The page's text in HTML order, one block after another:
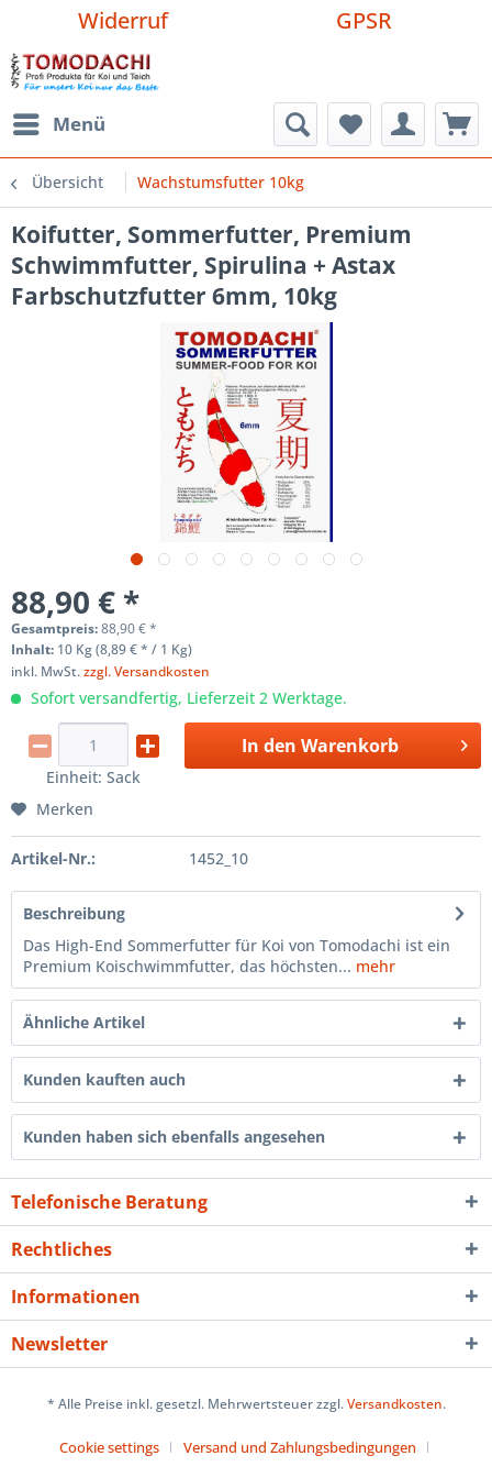
Widerruf GPSR
Menü
Übersicht Wachstumsfutter 10kg
Koifutter, Sommerfutter, Premium
Schwimmfutter, Spirulina + Astax
Farbschutzfutter 6mm, 10kg
88,90 € *
Gesamtpreis:88,90€*
Inhalt: 10 Kg (8,89 € * / 1 Kg)
inkl. MwSt.zzgl. Versandkosten
Sofort versandfertig, Lieferzeit 2 Werktage.
Einheit: Sack
In den Warenkorb
Merken
Artikel-Nr.: 1452_10
Beschreibung
Das High-End Sommerfutter für Koi von Tomodachi ist ein
Premium Koischwimmfutter, das höchsten... mehr
Ähnliche Artikel
Kunden kauften auch
Kunden haben sich ebenfalls angesehen
Telefonische Beratung
Rechtliches
Informationen
Newsletter
* Alle Preise inkl. gesetzl. Mehrwertsteuer zzgl.Versandkosten.
Cookie settings
Versand und Zahlungsbedingungen